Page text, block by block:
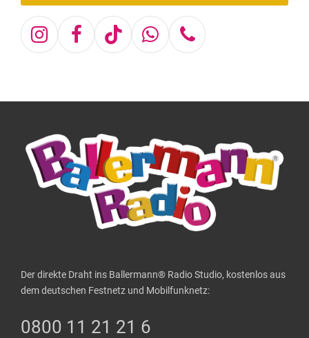
Instagram
Facebook
TiktokWhatsapp
Telefon
Der direkte Draht ins Ballermann® Radio Studio, kostenlos aus
dem deutschen Festnetz und Mobilfunknetz:
0800 11 21 21 6